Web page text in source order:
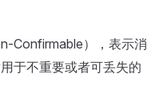
Confirmable），表示消
于不重要或者可丢失的